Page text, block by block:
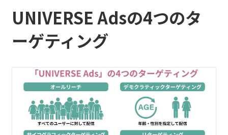
UNIVERSE Adsの4つのタ
ーゲティング